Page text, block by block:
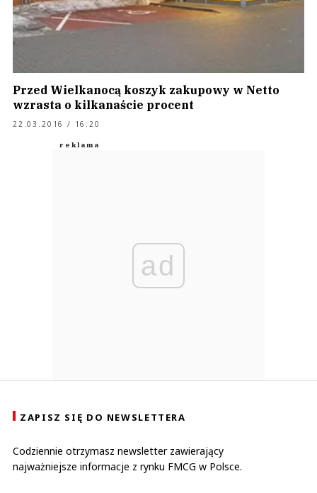
Przed Wielkanocą koszyk zakupowy w Netto
wzrasta o kilkanaście procent
22.03.2016 / 16:20
ad
ZAPISZ SIĘ DO NEWSLETTERA
Codziennie otrzymasz newsletter zawierający
najważniejsze informacje z rynku FMCG w Polsce.